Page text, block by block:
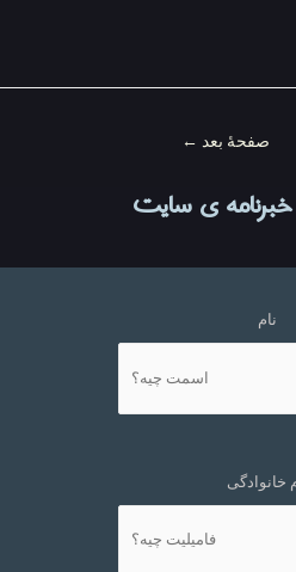
صفحهٔ بعد ←
ی سایت